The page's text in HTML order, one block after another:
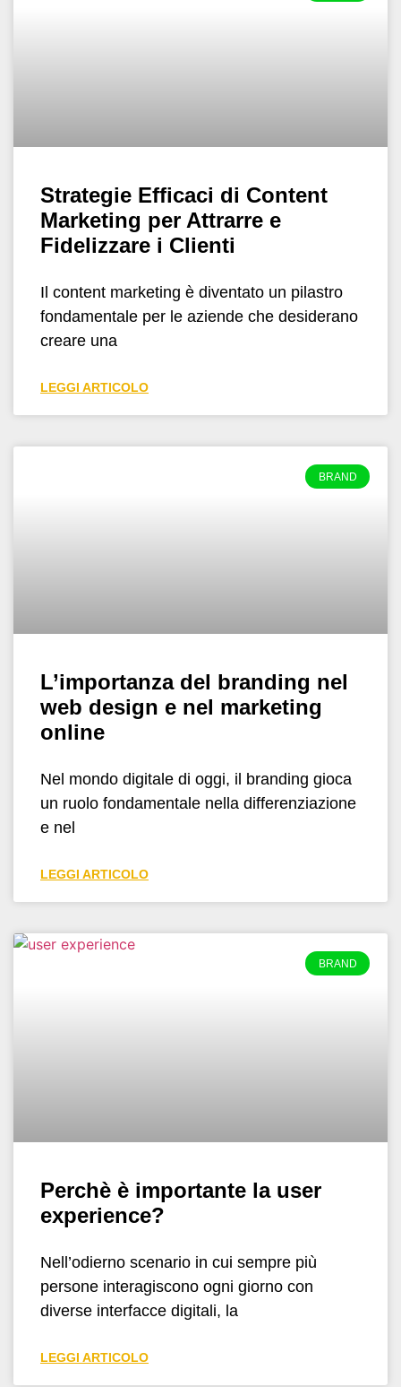
Strategie Efficaci di Content
Marketing per Attrarre e
Fidelizzare i Clienti
Il content marketing è diventato un pilastro
fondamentale per le aziende che desiderano
creare una
LEGGI ARTICOLO
BRAND
L’importanza del branding nel
web design e nel marketing
online
Nel mondo digitale di oggi, il branding gioca
un ruolo fondamentale nella differenziazione
e nel
LEGGI ARTICOLO
BRAND
Perchè è importante la user
experience?
Nell’odierno scenario in cui sempre più
persone interagiscono ogni giorno con
diverse interfacce digitali, la
LEGGI ARTICOLO